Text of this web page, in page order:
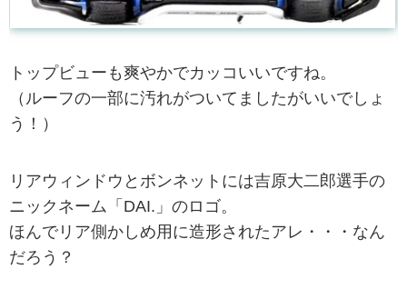
トップビューも爽やかでカッコいいですね。
（ルーフの一部に汚れがついてましたがいいでしょ
う！）
リアウィンドウとボンネットには吉原大二郎選手の
ニックネーム「DAI.」のロゴ。
ほんでリア側かしめ用に造形されたアレ・・・なん
だろう？